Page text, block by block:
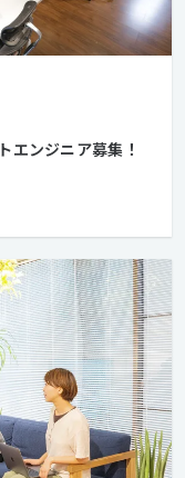
エンジニア募集！